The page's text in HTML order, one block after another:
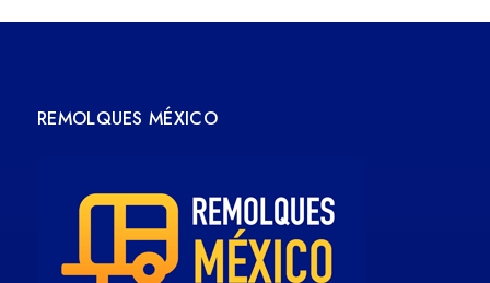
REMOLQUES MÉXICO